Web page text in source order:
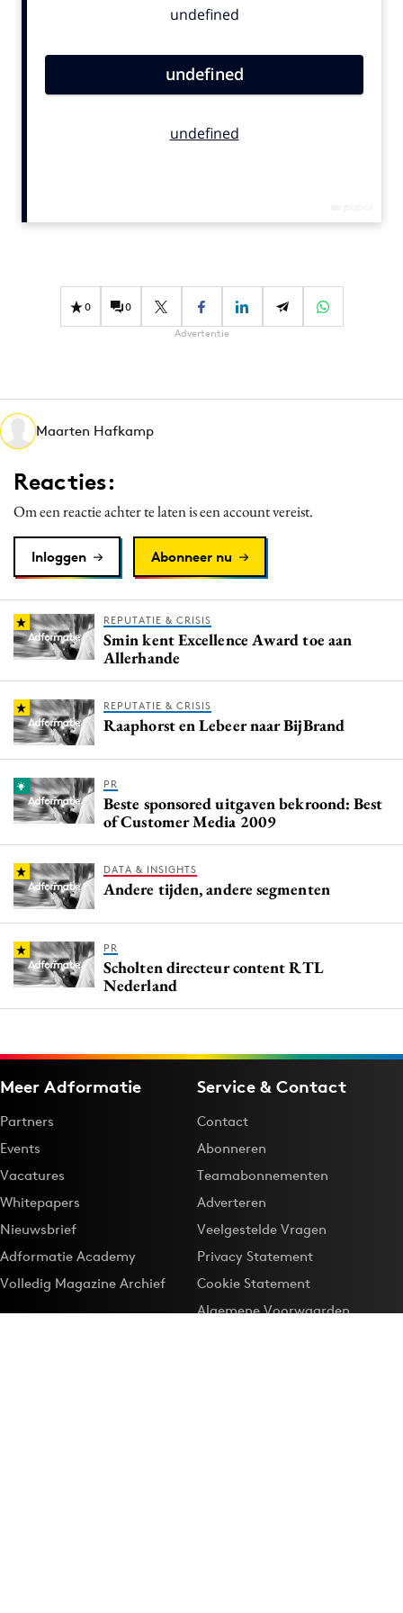
Contentmarketing
Effectiviteit
Gedragsverandering
Martech
Media
Merkstrategie
PR
Programmatic
Reputatie & crisis
0 0
Advertentie
Maarten Hafkamp
Reacties:
Om een reactie achter te laten is een account vereist.
Inloggen Abonneer nu
REPUTATIE & CRISIS
Smin kent Excellence Award toe aan
Allerhande
REPUTATIE & CRISIS
Raaphorst en Lebeer naar BijBrand
PR
Beste sponsored uitgaven bekroond: Best
of Customer Media 2009
DATA & INSIGHTS
Andere tijden, andere segmenten
PR
Scholten directeur content RTL
Nederland
Meer Adformatie
Partners
Events
Vacatures
Whitepapers
Nieuwsbrief
Adformatie Academy
Volledig Magazine Archief
Service & Contact
Contact
Abonneren
Teamabonnementen
Adverteren
Veelgestelde Vragen
Privacy Statement
Cookie Statement
Algemene Voorwaarden